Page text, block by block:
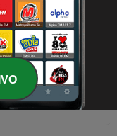
CHARLES
CHARLES